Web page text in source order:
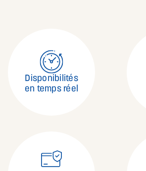
Disponibilités
en temps réel